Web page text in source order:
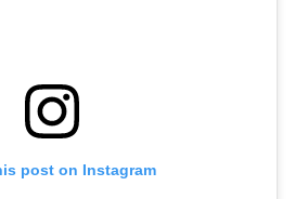
post on Instagram